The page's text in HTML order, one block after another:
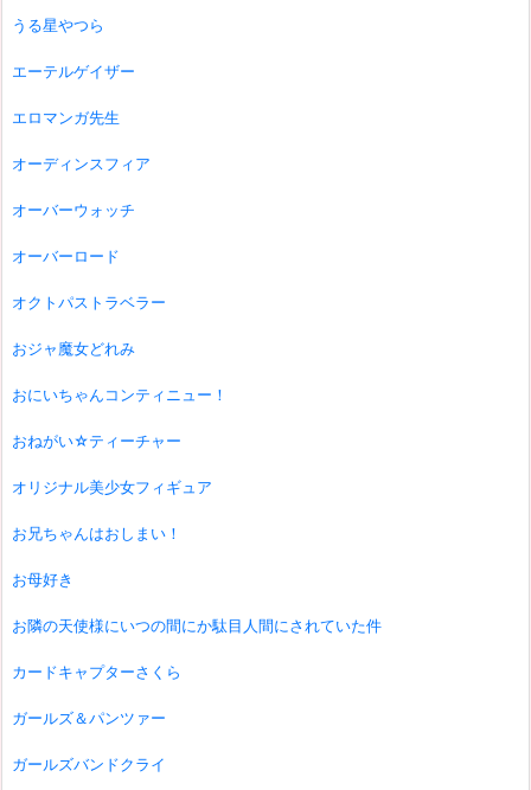
うる星やつら
エーテルゲイザー
エロマンガ先生
オーディンスフィア
オーバーウォッチ
オーバーロード
オクトパストラベラー
おジャ魔女どれみ
おにいちゃんコンティニュー！
おねがい☆ティーチャー
オリジナル美少女フィギュア
お兄ちゃんはおしまい！
お母好き
お隣の天使様にいつの間にか駄目人間にされていた件
カードキャプターさくら
ガールズ＆パンツァー
ガールズバンドクライ